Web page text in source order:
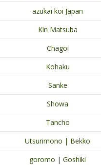
azukai koi Japan
Kin Matsuba
Chagoi
Kohaku
Sanke
Showa
Tancho
Utsurimono | Bekko
goromo | Goshiki